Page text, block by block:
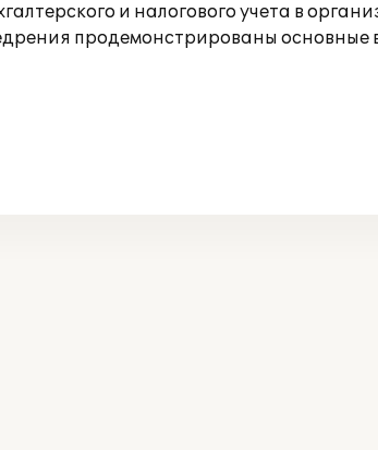
и налогового учета в
продемонстрированы основные